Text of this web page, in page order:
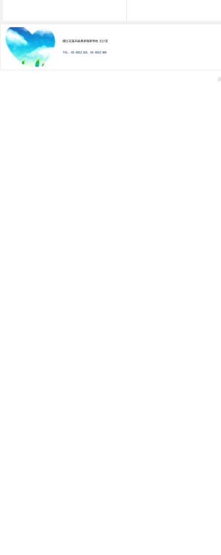
國立花蓮高級農業職業學校 主計室
TEL : 03 -8312 315、03 -8312 365